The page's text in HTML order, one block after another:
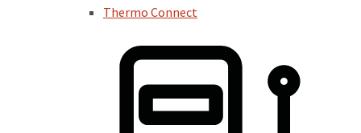
Thermo Connect